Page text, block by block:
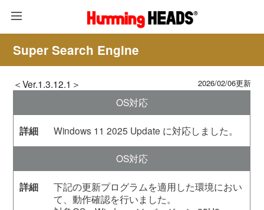
Super Search Engine
＜Ver.1.3.12.1＞ 2026/02/06更新
OS対応
Windows 11 2025 Update に対応しました。
OS対応
下記の更新プログラムを適用した環境におい
て、動作確認を行いました。